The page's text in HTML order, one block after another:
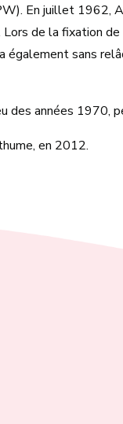
En juillet 1962,
de la fixation
également sans
des années 1970,
en 2012.